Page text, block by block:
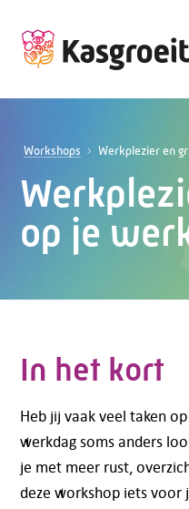
Workshops Werkplezier en
op je
In het kort
Heb jij vaak veel taken
werkdag soms anders
je met meer rust,
deze workshop iets voor